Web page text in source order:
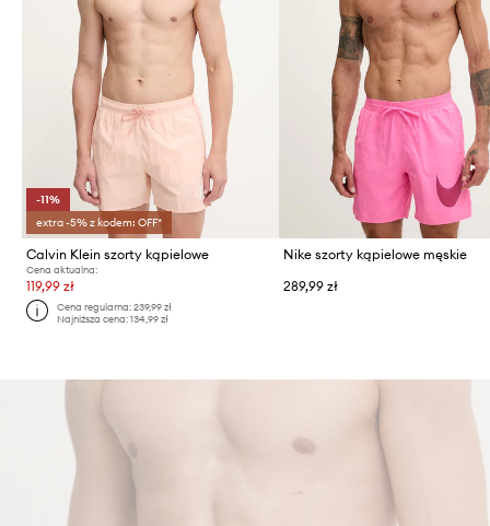
-11%
extra -5% z kodem: OFF*
Calvin Klein szorty kąpielowe
Cena aktualna:
119,99 zł
Cena regularna:239,99 zł
Najniższa cena:134,99 zł
Nike szorty kąpielowe męskie
289,99 zł